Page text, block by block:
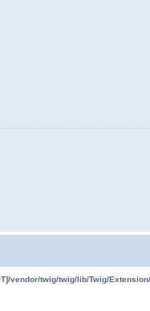
vendor/twig/twig/lib/Twig/